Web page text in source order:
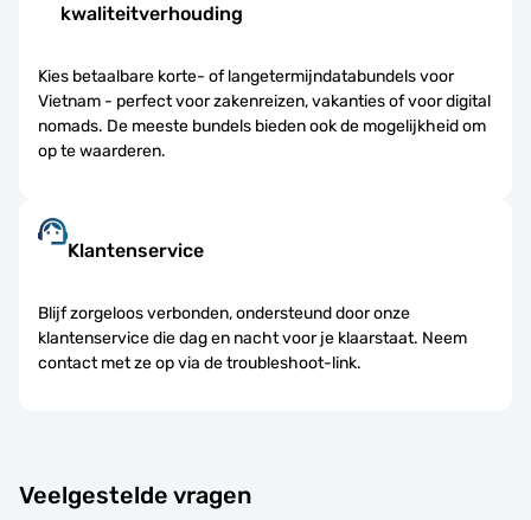
kwaliteitverhouding
Kies betaalbare korte- of langetermijndatabundels voor
Vietnam - perfect voor zakenreizen, vakanties of voor digital
nomads. De meeste bundels bieden ook de mogelijkheid om
op te waarderen.
Klantenservice
Blijf zorgeloos verbonden, ondersteund door onze
klantenservice die dag en nacht voor je klaarstaat. Neem
contact met ze op via de troubleshoot-link.
Veelgestelde vragen